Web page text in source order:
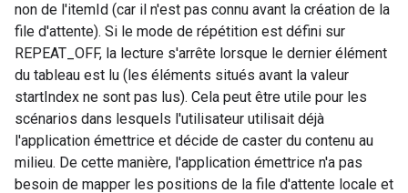
non de l'itemId (car il n'est pas connu avant la création de la
file d'attente). Si le mode de répétition est défini sur
REPEAT_OFF, la lecture s'arrête lorsque le dernier élément
du tableau est lu (les éléments situés avant la valeur
startIndex ne sont pas lus). Cela peut être utile pour les
scénarios dans lesquels l'utilisateur utilisait déjà
l'application émettrice et décide de caster du contenu au
milieu. De cette manière, l'application émettrice n'a pas
besoin de mapper les positions de la file d'attente locale et